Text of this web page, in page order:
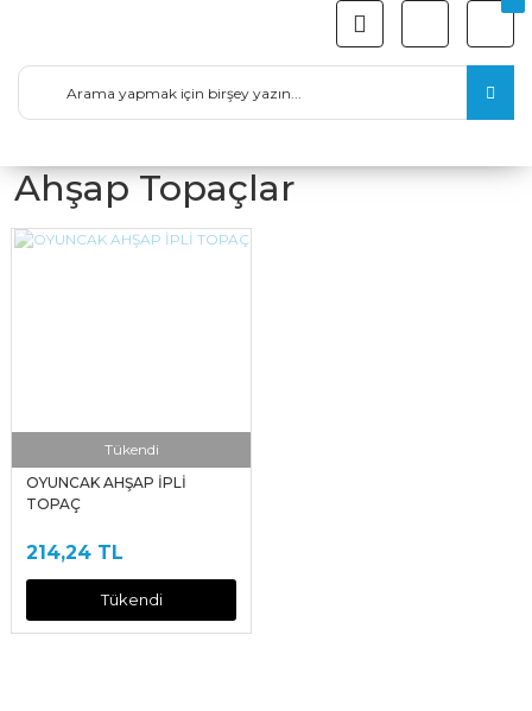
Ahşap Topaçlar
Tükendi
OYUNCAK AHŞAP İPLİ
TOPAÇ
214,24 TL
Tükendi